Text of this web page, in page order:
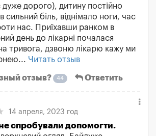
дорого), дитину постійно
сильний біль, віднімало ноги, час
нас. Приїхавши ранком в
день до лікарні почалася
тривога, дзвоню лікарю кажу ми
Читать отзыв
отзыв? 44 Ответить
14 апреля, 2023 год
не спробували допомогти.